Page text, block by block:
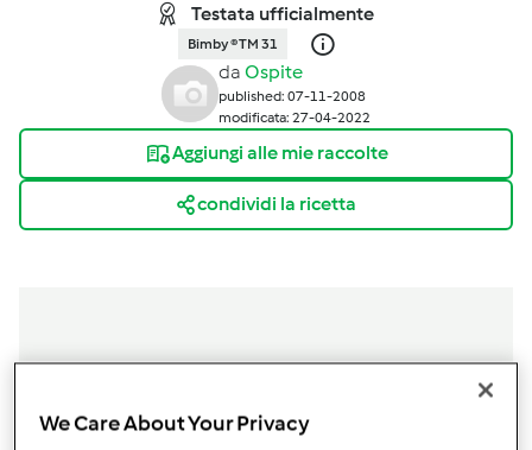
Testata ufficialmente
Bimby ® TM 31
da Ospite
published: 07-11-2008
modificata: 27-04-2022
Aggiungi alle mie raccolte
condividi la ricetta
Impasto:
We Care About Your Privacy